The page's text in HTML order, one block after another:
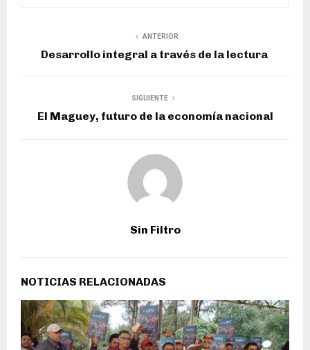
ANTERIOR
Desarrollo integral a través de la lectura
SIGUIENTE
El Maguey, futuro de la economía nacional
Sin Filtro
NOTICIAS RELACIONADAS